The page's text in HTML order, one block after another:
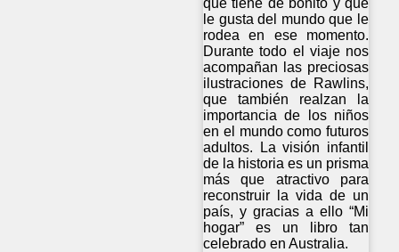
le gusta del mundo que le
rodea en ese momento.
Durante todo el viaje nos
acompañan las preciosas
ilustraciones de Rawlins,
que también realzan la
importancia de los niños
en el mundo como futuros
adultos. La visión infantil
de la historia es un prisma
más que atractivo para
reconstruir la vida de un
país, y gracias a ello “Mi
hogar” es un libro tan
celebrado en Australia.